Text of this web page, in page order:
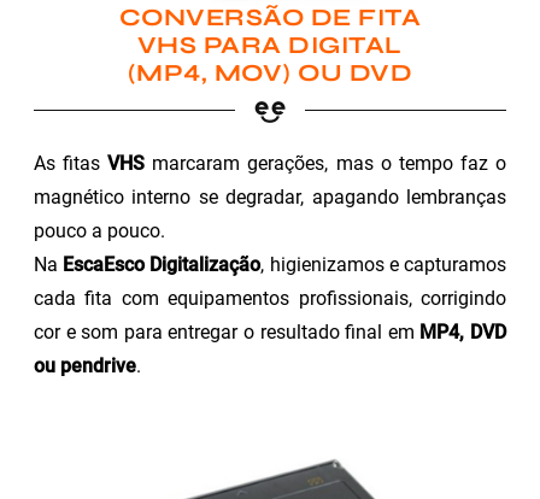
CONVERSÃO DE FITA
VHS PARA DIGITAL
(MP4, MOV) OU DVD
As fitasVHS marcaram gerações, mas o tempo faz o
magnético interno se degradar, apagando lembranças
pouco a pouco.
Na EscaEsco Digitalização, higienizamos e capturamos
cada fita com equipamentos profissionais, corrigindo
cor e som para entregar o resultado final em MP4, DVD
ou pendrive.